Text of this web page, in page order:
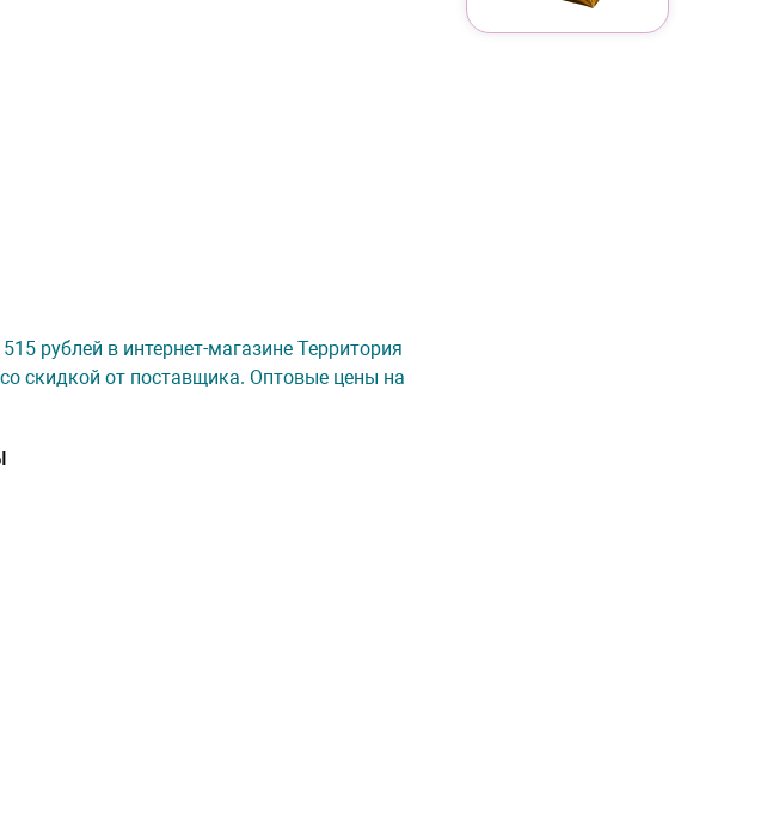
рублей в интернет-магазине Территория
скидкой от поставщика. Оптовые цены на